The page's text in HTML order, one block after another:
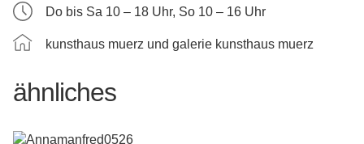
Do bis Sa 10 – 18 Uhr, So 10 – 16 Uhr
kunsthaus muerz und galerie kunsthaus muerz
ähnliches